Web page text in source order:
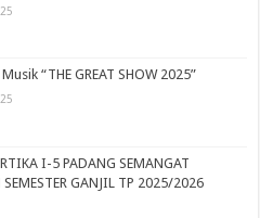
“THE GREAT SHOW 2025”
I-5 PADANG SEMANGAT
GANJIL TP 2025/2026